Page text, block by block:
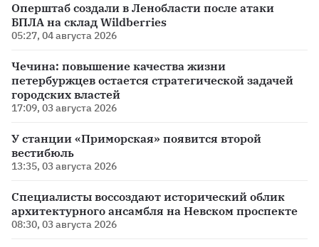
Оперштаб создали в Ленобласти после атаки
БПЛА на склад Wildberries
05:27, 04 августа 2026
Чечина: повышение качества жизни
петербуржцев остается стратегической задачей
городских властей
17:09, 03 августа 2026
У станции «Приморская» появится второй
вестибюль
13:35, 03 августа 2026
Специалисты воссоздают исторический облик
архитектурного ансамбля на Невском проспекте
08:30, 03 августа 2026